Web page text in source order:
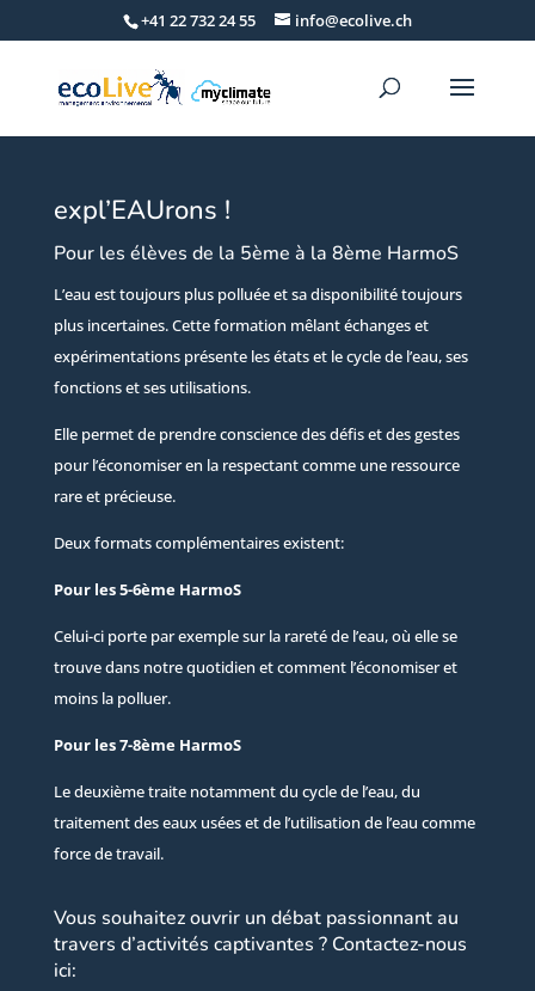
+41 22 732 24 55 info@ecolive.ch
expl’EAUrons !
Pour les élèves de la 5ème à la 8ème HarmoS
L’eau est toujours plus polluée et sa disponibilité toujours
plus incertaines. Cette formation mêlant échanges et
expérimentations présente les états et le cycle de l’eau, ses
fonctions et ses utilisations.
Elle permet de prendre conscience des défis et des gestes
pour l’économiser en la respectant comme une ressource
rare et précieuse.
Deux formats complémentaires existent:
Pour les 5-6ème HarmoS
Celui-ci porte par exemple sur la rareté de l’eau, où elle se
trouve dans notre quotidien et comment l’économiser et
moins la polluer.
Pour les 7-8ème HarmoS
Le deuxième traite notamment du cycle de l’eau, du
traitement des eaux usées et de l’utilisation de l’eau comme
force de travail.
Vous souhaitez ouvrir un débat passionnant au
travers d’activités captivantes ? Contactez-nous
ici: